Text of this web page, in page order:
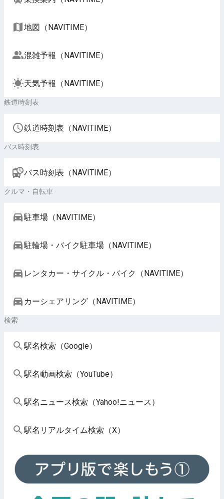
地図（NAVITIME）
混雑予報（NAVITIME）
天気予報（NAVITIME）
鉄道時刻表
鉄道時刻表（NAVITIME）
バス時刻表
バス時刻表（NAVITIME）
クルマ・自転車
駐車場（NAVITIME）
駐輪場・バイク駐車場（NAVITIME）
レンタカー・サイクル・バイク（NAVITIME）
カーシェアリング（NAVITIME）
検索
駅名検索（Google）
駅名動画検索（YouTube）
駅名ニュース検索（Yahoo!ニュース）
駅名リアルタイム検索（X）